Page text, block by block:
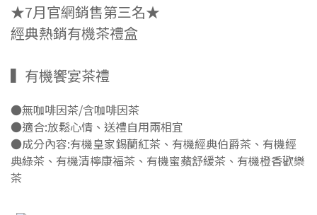
★7月官網銷售第三名★
經典熱銷有機茶禮盒
▍有機饗宴茶禮
●無咖啡因茶/含咖啡因茶
●適合:放鬆心情、送禮自用兩相宜
●成分內容:有機皇家錫蘭紅茶、有機經典伯爵茶、有機經
典綠茶、有機清檸康福茶、有機蜜蘋舒緩茶、有機橙香歡樂
茶